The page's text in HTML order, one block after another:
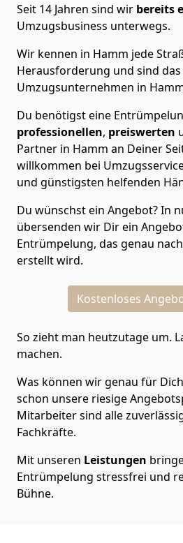
Seit 14 Jahren sind wir bereits
Umzugsbusiness unterwegs.
Wir kennen in Hamm jede
Herausforderung und sind
Umzugsunternehmen in
Du benötigst eine
professionellen, preiswerten
Partner in Hamm an Deiner
willkommen bei
und günstigsten helfenden
Du wünschst ein Angebot? In
übersenden wir Dir ein
Entrümpelung, das genau
erstellt wird.
Kostenloses
So zieht man heutzutage um.
machen.
Was können wir genau für
schon unsere riesige
Mitarbeiter sind alle
Fachkräfte.
Mit unseren Leistungen
Entrümpelung stressfrei und
Bühne.